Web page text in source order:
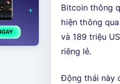
Bitcoin thông
hiện thông
và 189 triệu
riêng lẻ.
Động thái này